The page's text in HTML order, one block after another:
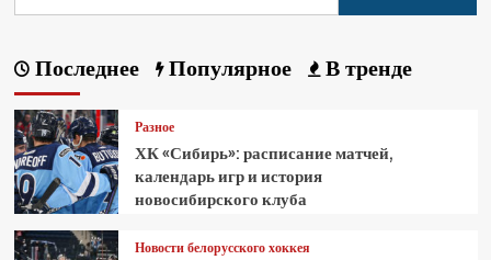
Последнее Популярное В тренде
Разное
ХК «Сибирь»: расписание матчей,
календарь игр и история
новосибирского клуба
Новости белорусского хоккея